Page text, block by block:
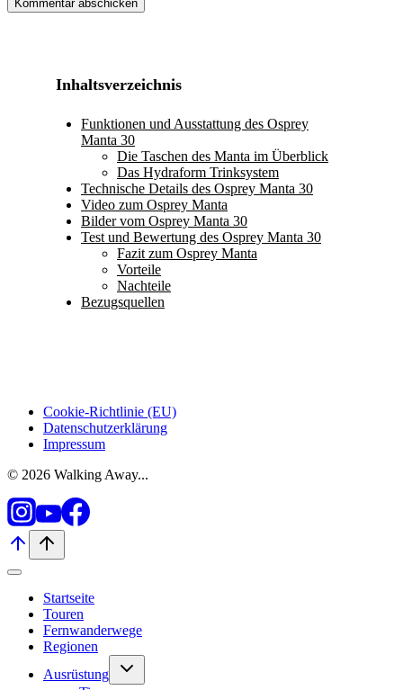
Inhaltsverzeichnis
Funktionen und Ausstattung des Osprey
Manta 30
Die Taschen des Manta im Überblick
Das Hydraform Trinksystem
Technische Details des Osprey Manta 30
Video zum Osprey Manta
Bilder vom Osprey Manta 30
Test und Bewertung des Osprey Manta 30
Fazit zum Osprey Manta
Vorteile
Nachteile
Bezugsquellen
Cookie-Richtlinie (EU)
Datenschutzerklärung
Impressum
© 2026 Walking Away...
Startseite
Touren
Fernwanderwege
Regionen
Ausrüstung
Untermenü